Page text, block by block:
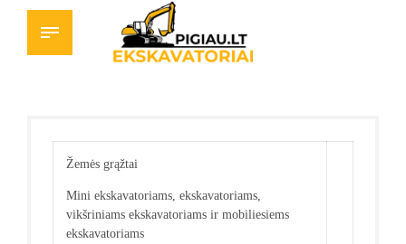
Žemės grąžtai
Mini ekskavatoriams, ekskavatoriams,
vikšriniams ekskavatoriams ir mobiliesiems
ekskavatoriams